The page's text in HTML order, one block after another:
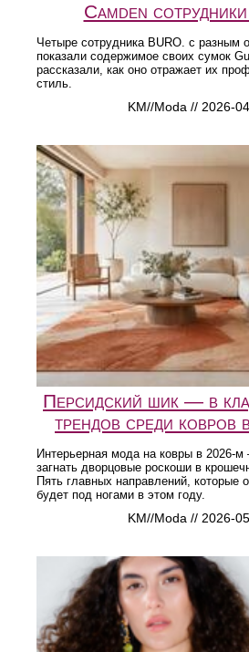
Camden
Четыре сотрудника BURO. с разным
показали содержимое своих сумок
рассказали, как оно отражает их
стиль.
KM//Moda // 2026-
Персидский шик — в
трендов среди ковров
Интерьерная мода на ковры в 2026-
загнать дворцовые роскоши в
Пять главных направлений, которые
будет под ногами в этом году.
KM//Moda // 2026-